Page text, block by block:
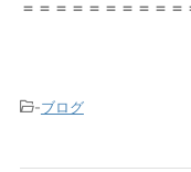
＝＝＝＝＝＝＝＝＝
-ブログ